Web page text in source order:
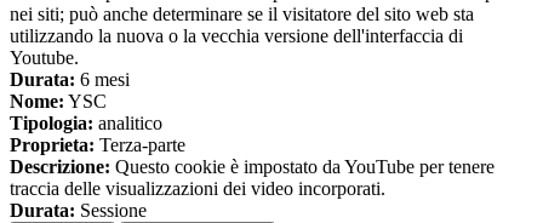
nei siti; può anche determinare se il visitatore del sito web sta
utilizzando la nuova o la vecchia versione dell'interfaccia di
Youtube.
Durata: 6 mesi
Nome: YSC
Tipologia: analitico
Proprieta: Terza-parte
Descrizione: Questo cookie è impostato da YouTube per tenere
traccia delle visualizzazioni dei video incorporati.
Durata: Sessione